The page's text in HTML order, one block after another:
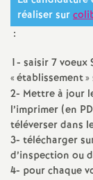
réaliser sur
:
1- saisir 7 voeux
«établissement
2- Mettre à jour
l’imprimer (en
téléverser dans
3- télécharger
d’inspection ou
4- pour chaque